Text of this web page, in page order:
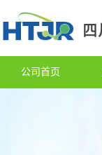
公司首页